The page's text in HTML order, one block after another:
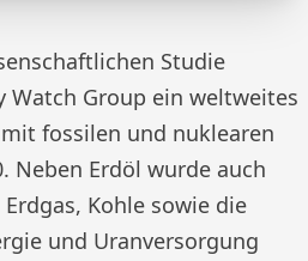
Studie
Watch Group ein weltweites
fossilen und nuklearen
Neben Erdöl wurde auch
Kohle sowie die
und Uranversorgung